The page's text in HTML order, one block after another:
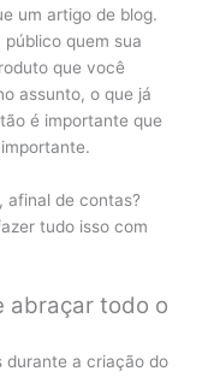
um artigo de blog.
quem sua
que você
assunto, o que já
é importante que
afinal de contas?
tudo isso com
abraçar todo o
durante a criação do